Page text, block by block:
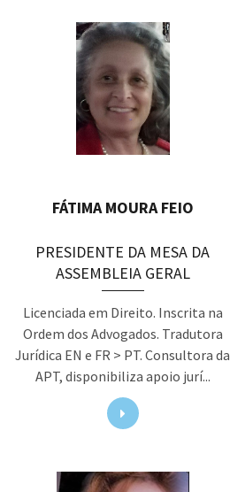
FÁTIMA MOURA FEIO
PRESIDENTE DA MESA DA
ASSEMBLEIA GERAL
Licenciada em Direito. Inscrita na
Ordem dos Advogados. Tradutora
Jurídica EN e FR > PT. Consultora da
APT, disponibiliza apoio jurí...